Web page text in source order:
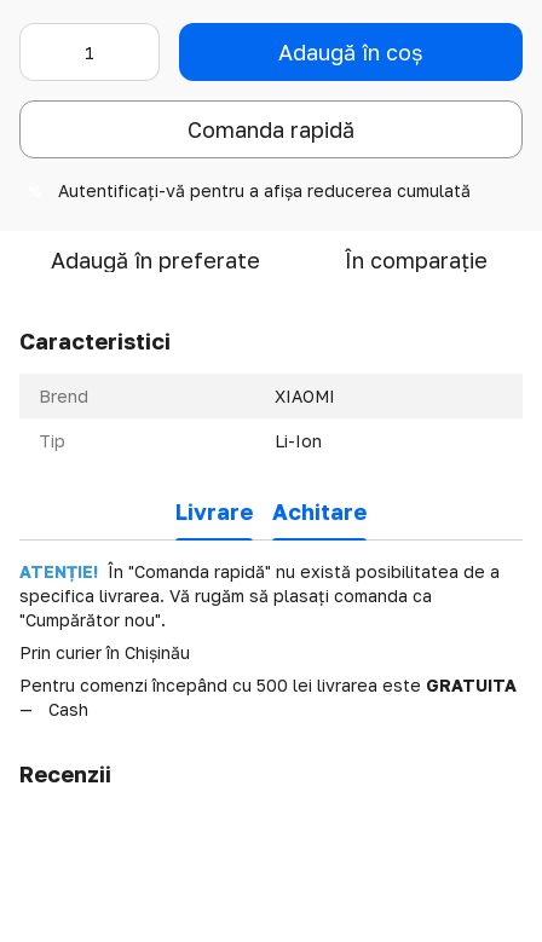
Adaugă în coș
Comanda rapidă
Autentificați-vă pentru a afișa reducerea cumulată
Adaugă în preferate În comparație
Caracteristici
Brend XIAOMI
Tip Li-Ion
Livrare Achitare
ATENȚIE! În "Comanda rapidă" nu există posibilitatea de a
specifica livrarea. Vă rugăm să plasați comanda ca
"Cumpărător nou".
Prin curier în Chișinău
Pentru comenzi începând cu 500 lei livrarea este GRATUITA
Cash
Recenzii